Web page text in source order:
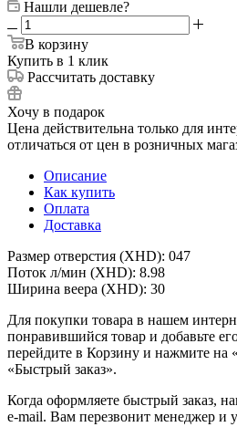
Нашли дешевле?
В корзину
Купить в 1 клик
Рассчитать доставку
Хочу в подарок
Цена действительна только для
отличаться от цен в розничных
Описание
Как купить
Оплата
Доставка
Размер отверстия (XHD): 047
Поток л/мин (XHD): 8.98
Ширина веера (XHD): 30
Для покупки товара в нашем
понравившийся товар и добавьте
перейдите в Корзину и нажмите на
«Быстрый заказ».
Когда оформляете быстрый заказ,
e-mail. Вам перезвонит менеджер и